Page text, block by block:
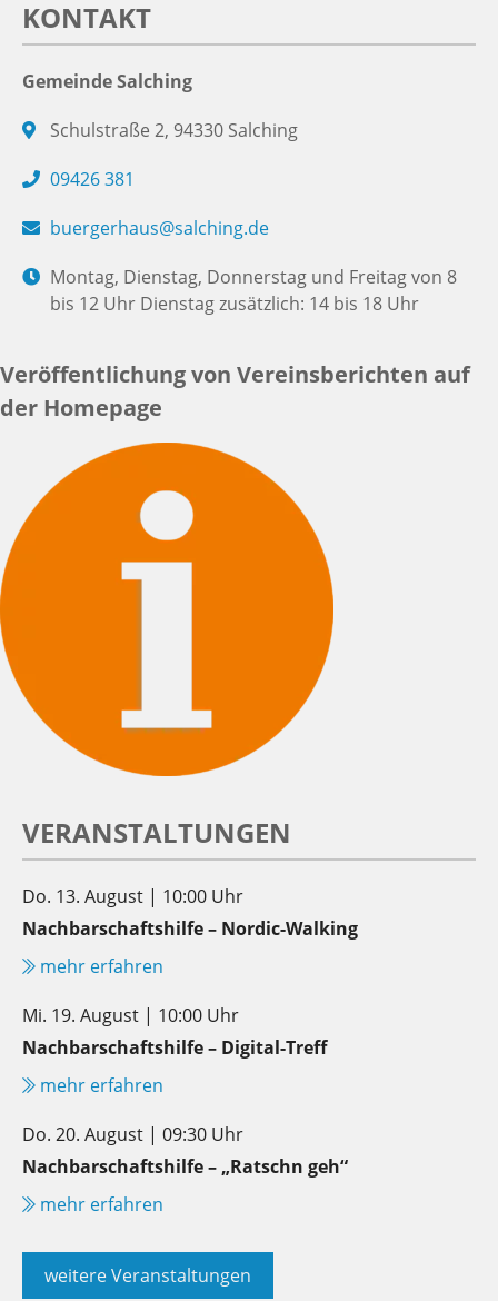
KONTAKT
Gemeinde Salching
Schulstraße 2, 94330 Salching
09426 381
buergerhaus@salching.de
Montag, Dienstag, Donnerstag und Freitag von 8
bis 12 Uhr Dienstag zusätzlich: 14 bis 18 Uhr
Veröffentlichung von Vereinsberichten auf
der Homepage
VERANSTALTUNGEN
Do. 13. August | 10:00 Uhr
Nachbarschaftshilfe – Nordic-Walking
mehr erfahren
Mi. 19. August | 10:00 Uhr
Nachbarschaftshilfe – Digital-Treff
mehr erfahren
Do. 20. August | 09:30 Uhr
Nachbarschaftshilfe – „Ratschn geh“
mehr erfahren
weitere Veranstaltungen